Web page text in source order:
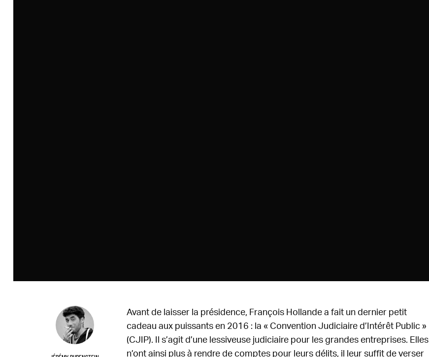
Avant de laisser la présidence, François Hollande a fait un dernier petit
cadeau aux puissants en 2016 : la « Convention Judiciaire d’Intérêt Public »
(CJIP). Il s’agit d’une lessiveuse judiciaire pour les grandes entreprises. Elles
n’ont ainsi plus à rendre de comptes pour leurs délits, il leur suffit de verser